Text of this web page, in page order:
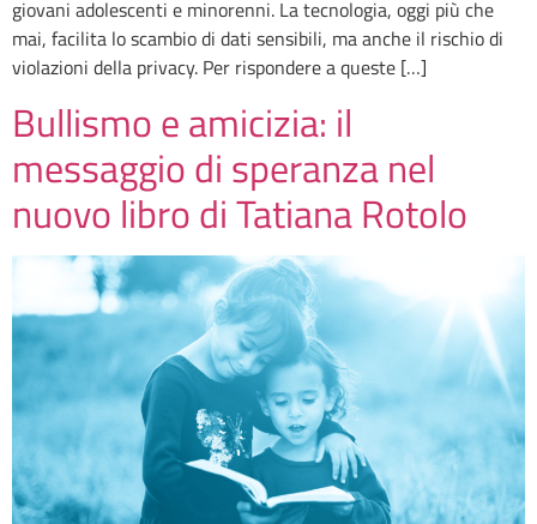
giovani adolescenti e minorenni. La tecnologia, oggi più che
mai, facilita lo scambio di dati sensibili, ma anche il rischio di
violazioni della privacy. Per rispondere a queste […]
Bullismo e amicizia: il
messaggio di speranza nel
nuovo libro di Tatiana Rotolo